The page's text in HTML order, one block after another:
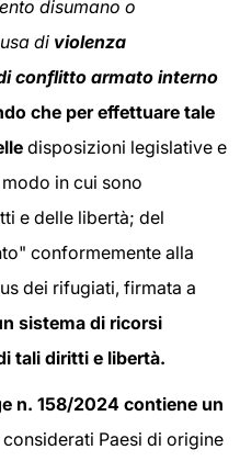
disumano o
di violenza
conflitto armato interno
che per effettuare tale
disposizioni legislative e
in cui sono
e delle libertà; del
conformemente alla
dei rifugiati, firmata a
sistema di ricorsi
tali diritti e libertà.
n. 158/2024contiene un
considerati Paesi di origine